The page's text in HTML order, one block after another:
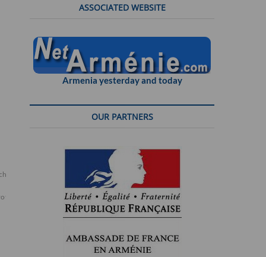
30
tournoi
ASSOCIATED WEBSITE
Armenia yesterday and today
OUR PARTNERS